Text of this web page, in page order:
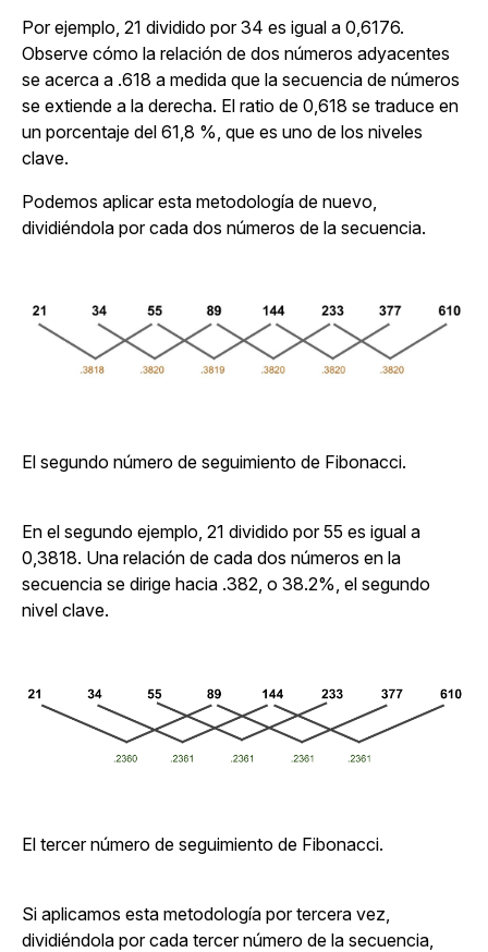
Por ejemplo, 21 dividido por 34 es igual a 0,6176.
Observe cómo la relación de dos números adyacentes
se acerca a .618 a medida que la secuencia de números
se extiende a la derecha. El ratio de 0,618 se traduce en
un porcentaje del 61,8 %, que es uno de los niveles
clave.
Podemos aplicar esta metodología de nuevo,
dividiéndola por cada dos números de la secuencia.
El segundo número de seguimiento de Fibonacci.
En el segundo ejemplo, 21 dividido por 55 es igual a
0,3818. Una relación de cada dos números en la
secuencia se dirige hacia .382, o 38.2%, el segundo
nivel clave.
El tercer número de seguimiento de Fibonacci.
Si aplicamos esta metodología por tercera vez,
dividiéndola por cada tercer número de la secuencia,